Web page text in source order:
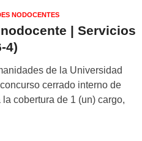
NODOCENTES
| Servicios
4)
de la Universidad
cerrado interno de
cobertura de 1 (un) cargo,